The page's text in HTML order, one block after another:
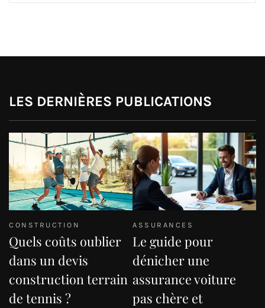
LES DERNIÈRES PUBLICATIONS
CONSTRUCTION
Quels coûts oublier
dans un devis
construction terrain
de tennis ?
ASSURANCES
Le guide pour
dénicher une
assurance voiture
pas chère et